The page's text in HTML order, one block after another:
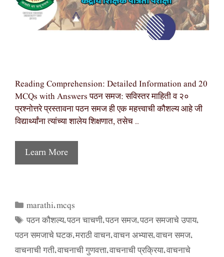
Reading Comprehension: Detailed Information and 20
MCQs with Answers पठन समज: सविस्तर माहिती व २०
प्रश्नोत्तरे प्रस्तावना पठन समज ही एक महत्त्वाची कौशल्य आहे जी
विद्यार्थ्यांना त्यांच्या शालेय शिक्षणात, तसेच …
Learn More
Categories
marathi,mcqs
Tags
पठन कौशल्य,पठन चाचणी,पठन समज,पठन समजाचे उपाय,
पठन समजाचे घटक, मराठी वाचन, वाचन अभ्यास, वाचन समज,
वाचनाची गती, वाचनाची गुणवत्ता, वाचनाची प्रक्रिया, वाचनाचे